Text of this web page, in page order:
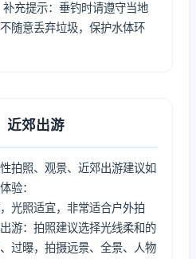
充提示：垂钓时请遵守当地
随意丢弃垃圾，保护水体环
近郊出游
拍照、观景、近郊出游建议如
验：
光照适宜，非常适合户外拍
游：拍照建议选择光线柔和的
过曝，拍摄远景、全景、人物